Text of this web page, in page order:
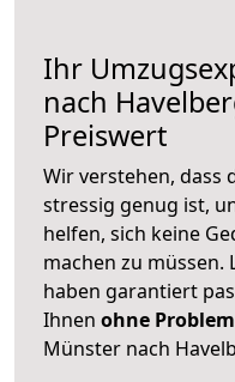
Ihr
nach
Preiswert
Wir verstehen, dass
stressig genug ist,
helfen, sich keine
machen zu müssen.
haben garantiert
Ihnen ohne
Münster nach